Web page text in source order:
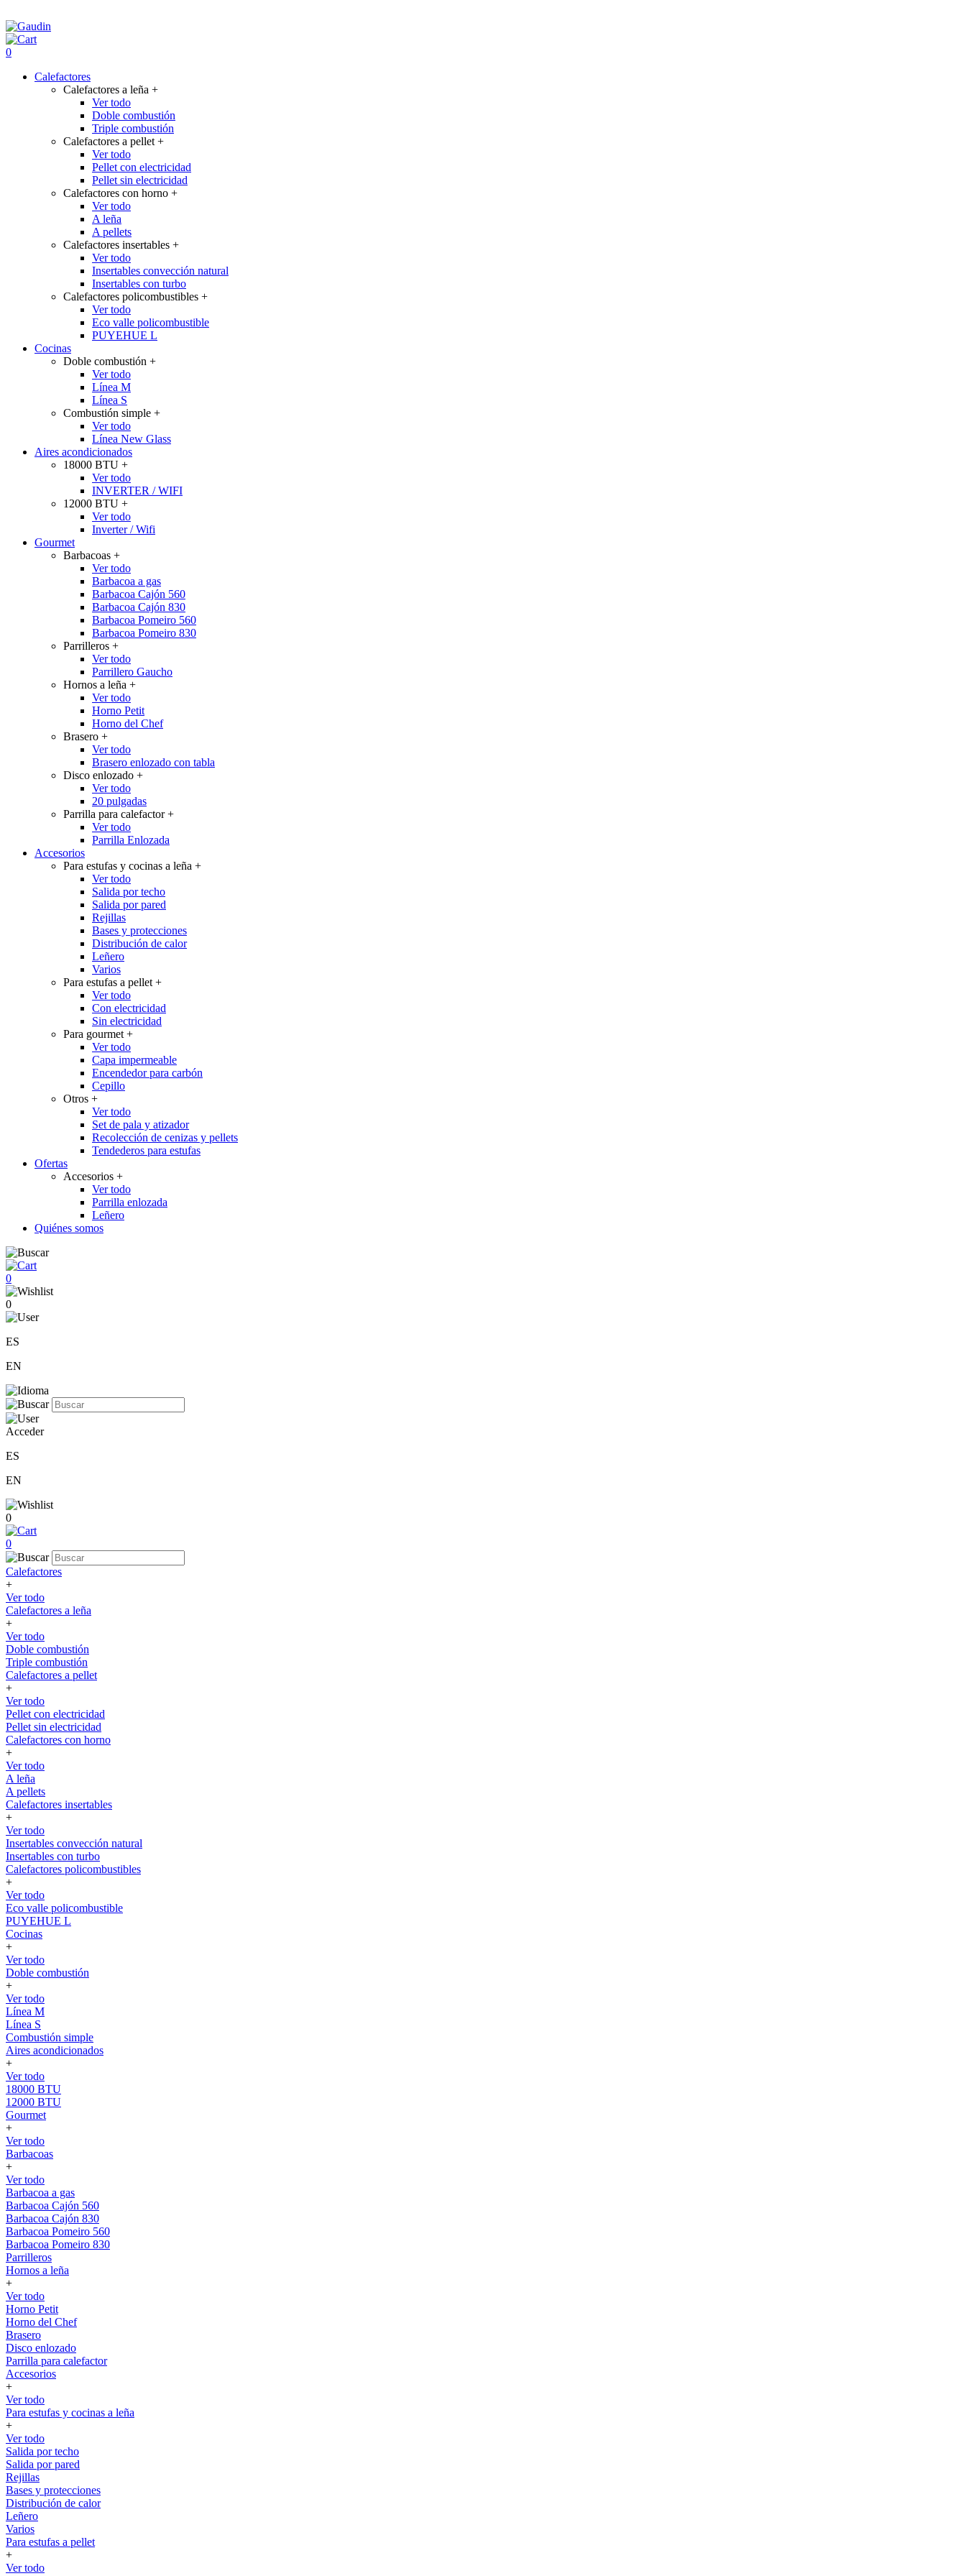
0
Calefactores
Calefactores a leña +
Ver todo
Doble combustión
Triple combustión
Calefactores a pellet +
Ver todo
Pellet con electricidad
Pellet sin electricidad
Calefactores con horno +
Ver todo
A leña
A pellets
Calefactores insertables +
Ver todo
Insertables convección natural
Insertables con turbo
Calefactores policombustibles +
Ver todo
Eco valle policombustible
PUYEHUE L
Cocinas
Doble combustión +
Ver todo
Línea M
Línea S
Combustión simple +
Ver todo
Línea New Glass
Aires acondicionados
18000 BTU +
Ver todo
INVERTER / WIFI
12000 BTU +
Ver todo
Inverter / Wifi
Gourmet
Barbacoas +
Ver todo
Barbacoa a gas
Barbacoa Cajón 560
Barbacoa Cajón 830
Barbacoa Pomeiro 560
Barbacoa Pomeiro 830
Parrilleros +
Ver todo
Parrillero Gaucho
Hornos a leña +
Ver todo
Horno Petit
Horno del Chef
Brasero +
Ver todo
Brasero enlozado con tabla
Disco enlozado +
Ver todo
20 pulgadas
Parrilla para calefactor+
Ver todo
Parrilla Enlozada
Accesorios
Para estufas y cocinas a leña +
Ver todo
Salida por techo
Salida por pared
Rejillas
Bases y protecciones
Distribución de calor
Leñero
Varios
Para estufas a pellet +
Ver todo
Con electricidad
Sin electricidad
Para gourmet +
Ver todo
Capa impermeable
Encendedor para carbón
Cepillo
Otros +
Ver todo
Set de pala y atizador
Recolección de cenizas y pellets
Tendederos para estufas
Ofertas
Accesorios +
Ver todo
Parrilla enlozada
Leñero
Quiénes somos
0
0
ES
EN
Acceder
ES
EN
0
0
Calefactores
+
Ver todo
Calefactores a leña
+
Ver todo
Doble combustión
Triple combustión
Calefactores a pellet
+
Ver todo
Pellet con electricidad
Pellet sin electricidad
Calefactores con horno
+
Ver todo
A leña
A pellets
Calefactores insertables
+
Ver todo
Insertables convección natural
Insertables con turbo
Calefactores policombustibles
+
Ver todo
Eco valle policombustible
PUYEHUE L
Cocinas
+
Ver todo
Doble combustión
+
Ver todo
Línea M
Línea S
Combustión simple
Aires acondicionados
+
Ver todo
18000 BTU
12000 BTU
Gourmet
+
Ver todo
Barbacoas
+
Ver todo
Barbacoa a gas
Barbacoa Cajón 560
Barbacoa Cajón 830
Barbacoa Pomeiro 560
Barbacoa Pomeiro 830
Parrilleros
Hornos a leña
+
Ver todo
Horno Petit
Horno del Chef
Brasero
Disco enlozado
Parrilla para calefactor
Accesorios
+
Ver todo
Para estufas y cocinas a leña
+
Ver todo
Salida por techo
Salida por pared
Rejillas
Bases y protecciones
Distribución de calor
Leñero
Varios
Para estufas a pellet
+
Ver todo